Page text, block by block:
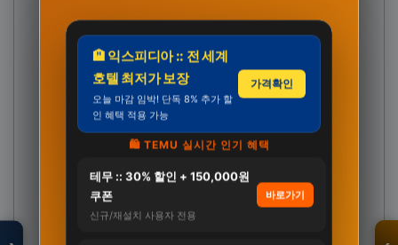
🏨 익스피디아 :: 전 세계
호텔 최저가 보장
오늘 마감 임박! 단독 8% 추가 할
인 혜택 적용 가능
가격확인
🛍️ TEMU 실시간 인기 혜택
테무 :: 30% 할인 + 150,000원
쿠폰
신규/재설치 사용자 전용
바로가기